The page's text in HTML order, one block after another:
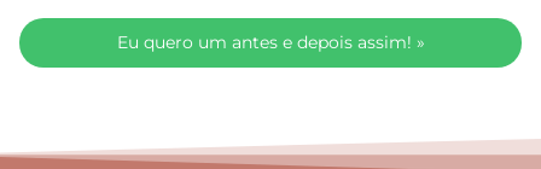
Eu quero um antes e depois assim! »